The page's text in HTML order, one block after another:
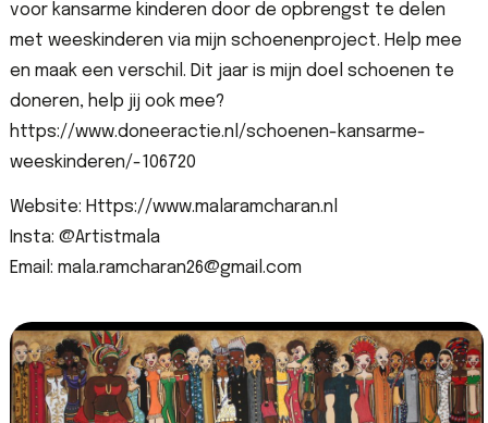
voor kansarme kinderen door de opbrengst te delen
met weeskinderen via mijn schoenenproject. Help mee
en maak een verschil. Dit jaar is mijn doel schoenen te
doneren, help jij ook mee?
https://www.doneeractie.nl/schoenen-kansarme-
weeskinderen/-106720
Website: Https://www.malaramcharan.nl
Insta: @Artistmala
Email: mala.ramcharan26@gmail.com